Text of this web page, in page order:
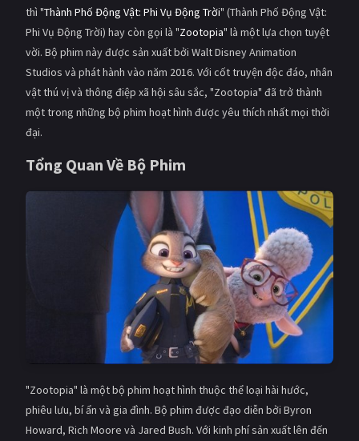
Kinh dị Tội phạm - Hình sự
Phiêu lưu Hài hước
Viễn tưởng Khoa học - Tài liệu
Hoạt hình Thể thao
Tình cảm - Lãng mạn
Giật gân
Lịch sử
Tiểu sử
DramaTV
Trung Quốc - Hồng Kông
Ấn Độ Việt Nam
thì "Thành Phố Động Vật: Phi Vụ Động Trời" (Thành Phố Động Vật:
Phi Vụ Động Trời) hay còn gọi là "Zootopia" là một lựa chọn tuyệt
vời. Bộ phim này được sản xuất bởi Walt Disney Animation
Studios và phát hành vào năm 2016. Với cốt truyện độc đáo, nhân
vật thú vị và thông điệp xã hội sâu sắc, "Zootopia" đã trở thành
một trong những bộ phim hoạt hình được yêu thích nhất mọi thời
đại.
Tổng Quan Về Bộ Phim
"Zootopia" là một bộ phim hoạt hình thuộc thể loại hài hước,
phiêu lưu, bí ẩn và gia đình. Bộ phim được đạo diễn bởi Byron
Howard, Rich Moore và Jared Bush. Với kinh phí sản xuất lên đến